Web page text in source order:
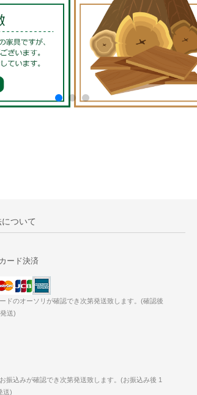
ついて
ード決済
ドのオーソリが確認でき次第発送致します。(確認後
送)
振込みが確認でき次第発送致します。(お振込み後 1
送)